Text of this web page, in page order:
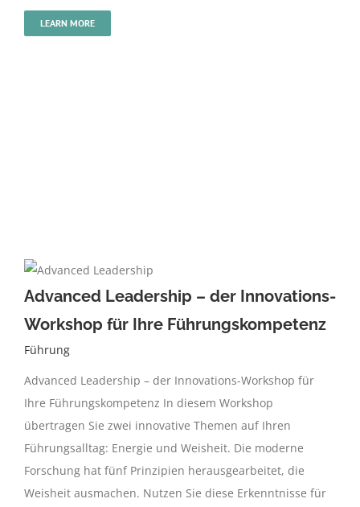
LEARN MORE
Advanced Leadership – der Innovations-
Workshop für Ihre Führungskompetenz
Führung
Advanced Leadership – der Innovations-Workshop für
Ihre Führungskompetenz In diesem Workshop
übertragen Sie zwei innovative Themen auf Ihren
Führungsalltag: Energie und Weisheit. Die moderne
Forschung hat fünf Prinzipien herausgearbeitet, die
Weisheit ausmachen. Nutzen Sie diese Erkenntnisse für